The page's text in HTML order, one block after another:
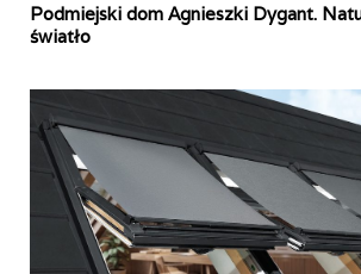
Podmiejski dom Agnieszki Dygant.
światło